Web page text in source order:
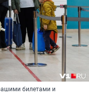
билетами и